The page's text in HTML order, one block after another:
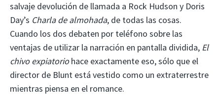
salvaje devolución de llamada a Rock Hudson y Doris
Day’s Charla de almohada, de todas las cosas.
Cuando los dos debaten por teléfono sobre las
ventajas de utilizar la narración en pantalla dividida, El
chivo expiatoriohace exactamente eso, sólo que el
director de Blunt está vestido como un extraterrestre
mientras piensa en el romance.